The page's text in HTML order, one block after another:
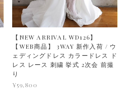
【NEW ARRIVAL WD126】
【WEB商品】 3WAY 新作入荷 / ウ
ェディングドレス カラードレス ド
レス レース 刺繍 挙式 2次会 前撮
り
¥59,800